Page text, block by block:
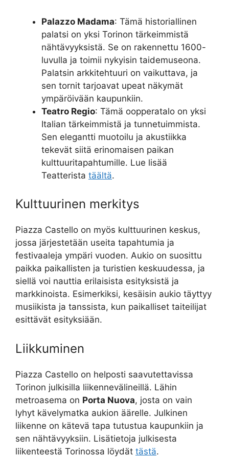
Palazzo Madama: Tämä historiallinen
palatsi on yksi Torinon tärkeimmistä
nähtävyyksistä. Se on rakennettu 1600-
luvulla ja toimii nykyisin taidemuseona.
Palatsin arkkitehtuuri on vaikuttava, ja
sen tornit tarjoavat upeat näkymät
ympäröivään kaupunkiin.
Teatro Regio: Tämä oopperatalo on yksi
Italian tärkeimmistä ja tunnetuimmista.
Sen elegantti muotoilu ja akustiikka
tekevät siitä erinomaisen paikan
kulttuuritapahtumille. Lue lisää
Teatterista täältä.
Kulttuurinen merkitys
Piazza Castello on myös kulttuurinen keskus,
jossa järjestetään useita tapahtumia ja
festivaaleja ympäri vuoden. Aukio on suosittu
paikka paikallisten ja turistien keskuudessa, ja
siellä voi nauttia erilaisista esityksistä ja
markkinoista. Esimerkiksi, kesäisin aukio täyttyy
musiikista ja tanssista, kun paikalliset taiteilijat
esittävät esityksiään.
Liikkuminen
Piazza Castello on helposti saavutettavissa
Torinon julkisilla liikennevälineillä. Lähin
metroasema on Porta Nuova, josta on vain
lyhyt kävelymatka aukion äärelle. Julkinen
liikenne on kätevä tapa tutustua kaupunkiin ja
sen nähtävyyksiin. Lisätietoja julkisesta
liikenteestä Torinossa löydät tästä.